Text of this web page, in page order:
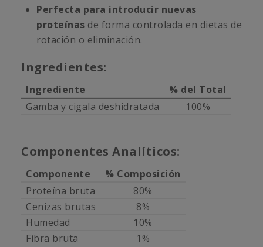
Perfecta para introducir nuevas
proteínas de forma controlada en dietas de
rotación o eliminación.
Ingredientes:
Ingrediente
% del Total
Gamba y cigala deshidratada
100%
Componentes Analíticos:
Componente
% Composición
Proteína bruta
80%
Cenizas brutas
8%
Humedad
10%
Fibra bruta
1%